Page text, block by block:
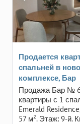
Продается
спальней в
комплексе, Бар
Продажа Бар №
квартиры с 1
Emerald
57 м². Этаж: 9-й.